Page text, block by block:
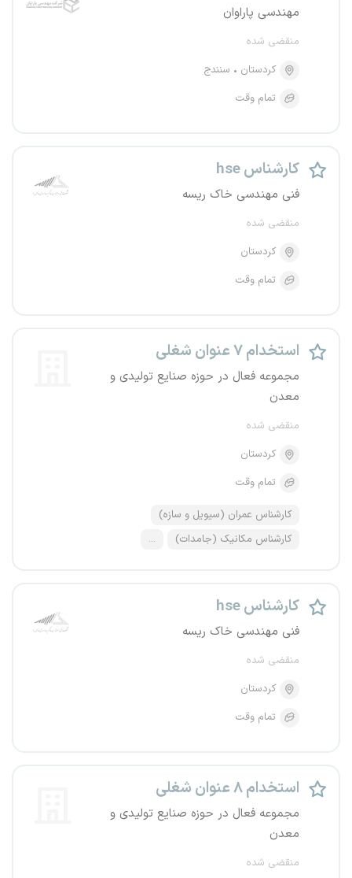
مهندسی پاراوان
منقضی شده
کردستان
سنندج
تمام وقت
کارشناس hse
فنی مهندسی خاک ریسه
منقضی شده
کردستان
تمام وقت
استخدام ۷ عنوان شغلی
مجموعه فعال در حوزه صنایع تولیدی و
معدن
منقضی شده
کردستان
تمام وقت
کارشناس عمران (سیویل و سازه)
کارشناس مکانیک (جامدات)
...
کارشناس hse
فنی مهندسی خاک ریسه
منقضی شده
کردستان
تمام وقت
استخدام ۸ عنوان شغلی
مجموعه فعال در حوزه صنایع تولیدی و
معدن
منقضی شده